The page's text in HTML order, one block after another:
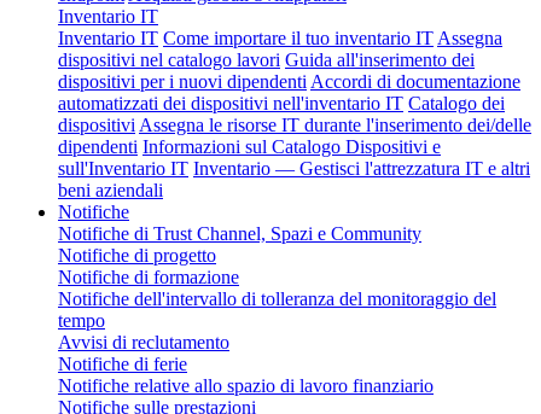
Inventario IT
Inventario IT Come importare il tuo inventario IT Assegna
dispositivi nel catalogo lavori Guida all'inserimento dei
dispositivi per i nuovi dipendenti Accordi di documentazione
automatizzati dei dispositivi nell'inventario IT Catalogo dei
dispositivi Assegna le risorse IT durante l'inserimento dei/delle
dipendenti Informazioni sul Catalogo Dispositivi e
sull'Inventario IT Inventario — Gestisci l'attrezzatura IT e altri
beni aziendali
Notifiche
Notifiche di Trust Channel, Spazi e Community
Notifiche di progetto
Notifiche di formazione
Notifiche dell'intervallo di tolleranza del monitoraggio del
tempo
Avvisi di reclutamento
Notifiche di ferie
Notifiche relative allo spazio di lavoro finanziario
Notifiche sulle prestazioni